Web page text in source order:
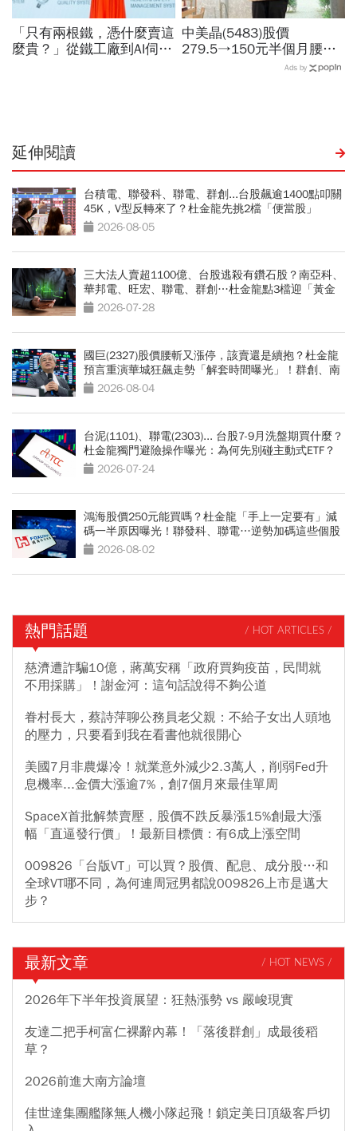
「只有兩根鐵，憑什麼賣這
麼貴？」從鐵工廠到AI伺服
中美晶(5483)股價
279.5→150元半個月腰
斬，徐秀蘭端出Q2好成
Ads by
延伸閱讀
台積電、聯發科、聯電、群創...台股飆逾1400點叩關
45K，V型反轉來了？杜金龍先挑2檔「便當股」
2026-08-05
三大法人賣超1100億、台股逃殺有鑽石股？南亞科、
華邦電、旺宏、聯電、群創…杜金龍點3檔迎「黃金
坑」買點
2026-07-28
國巨(2327)股價腰斬又漲停，該賣還是續抱？杜金龍
預言重演華城狂飆走勢「解套時間曝光」！群創、南
亞科也點名
2026-08-04
台泥(1101)、聯電(2303)... 台股7-9月洗盤期買什麼？
杜金龍獨門避險操作曝光：為何先別碰主動式ETF？
2026-07-24
鴻海股價250元能買嗎？杜金龍「手上一定要有」減
碼一半原因曝光！聯發科、聯電…逆勢加碼這些個股
2026-08-02
熱門話題 / HOT ARTICLES /
慈濟遭詐騙10億，蔣萬安稱「政府買夠疫苗，民間就
不用採購」！謝金河：這句話說得不夠公道
眷村長大，蔡詩萍聊公務員老父親：不給子女出人頭地
的壓力，只要看到我在看書他就很開心
美國7月非農爆冷！就業意外減少2.3萬人，削弱Fed升
息機率...金價大漲逾7%，創7個月來最佳單周
SpaceX首批解禁賣壓，股價不跌反暴漲15%創最大漲
幅「直逼發行價」！最新目標價：有6成上漲空間
009826「台版VT」可以買？股價、配息、成分股…和
全球VT哪不同，為何連周冠男都說009826上市是邁大
步？
最新文章 / HOT NEWS /
2026年下半年投資展望：狂熱漲勢 vs 嚴峻現實
友達二把手柯富仁裸辭內幕！「落後群創」成最後稻
草？
2026前進大南方論壇
佳世達集團艦隊無人機小隊起飛！鎖定美日頂級客戶切